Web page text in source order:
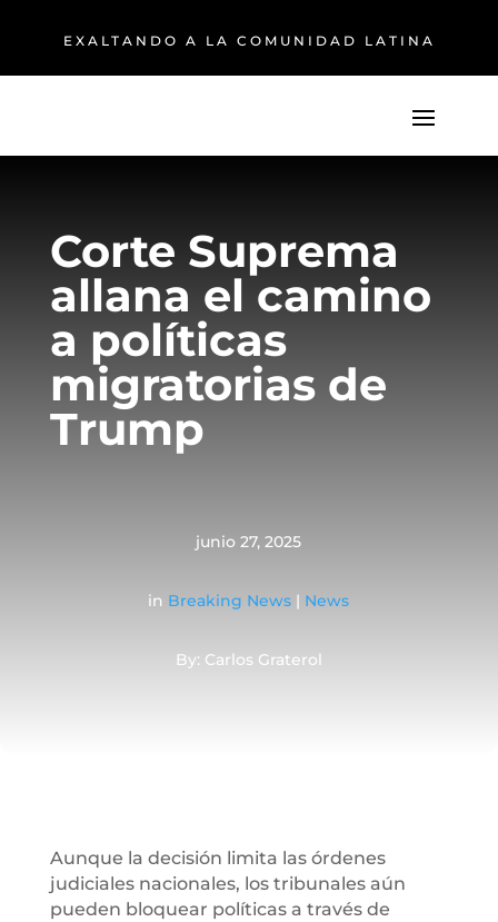
EXALTANDO A LA COMUNIDAD LATINA
Corte Suprema
allana el camino
a políticas
migratorias de
Trump
junio 27, 2025
in Breaking News | News
By: Carlos Graterol
Aunque la decisión limita las órdenes
judiciales nacionales, los tribunales aún
pueden bloquear políticas a través de